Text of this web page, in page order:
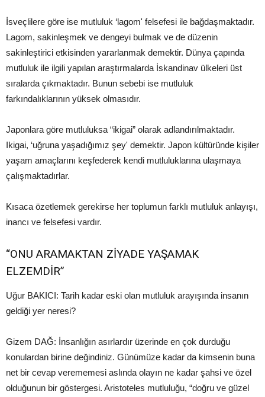
İsveçlilere göre ise mutluluk ‘lagom' felsefesi ile bağdaşmaktadır.
Lagom, sakinleşmek ve dengeyi bulmak ve de düzenin
sakinleştirici etkisinden yararlanmak demektir. Dünya çapında
mutluluk ile ilgili yapılan araştırmalarda İskandinav ülkeleri üst
sıralarda çıkmaktadır. Bunun sebebi ise mutluluk
farkındalıklarının yüksek olmasıdır.
Japonlara göre mutluluksa “ikigai” olarak adlandırılmaktadır.
Ikigai, ‘uğruna yaşadığımız şey' demektir. Japon kültüründe kişiler
yaşam amaçlarını keşfederek kendi mutluluklarına ulaşmaya
çalışmaktadırlar.
Kısaca özetlemek gerekirse her toplumun farklı mutluluk anlayışı,
inancı ve felsefesi vardır.
“ONU ARAMAKTAN ZİYADE YAŞAMAK
ELZEMDİR”
Uğur BAKICI: Tarih kadar eski olan mutluluk arayışında insanın
geldiği yer neresi?
Gizem DAĞ: İnsanlığın asırlardır üzerinde en çok durduğu
konulardan birine değindiniz. Günümüze kadar da kimsenin buna
net bir cevap verememesi aslında olayın ne kadar şahsi ve özel
olduğunun bir göstergesi. Aristoteles mutluluğu, “doğru ve güzel